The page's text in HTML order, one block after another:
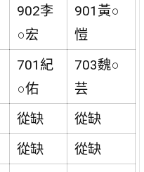
902李
○宏
901黃○
愷
701紀
○佑
703魏○
芸
從缺
從缺
從缺 從缺